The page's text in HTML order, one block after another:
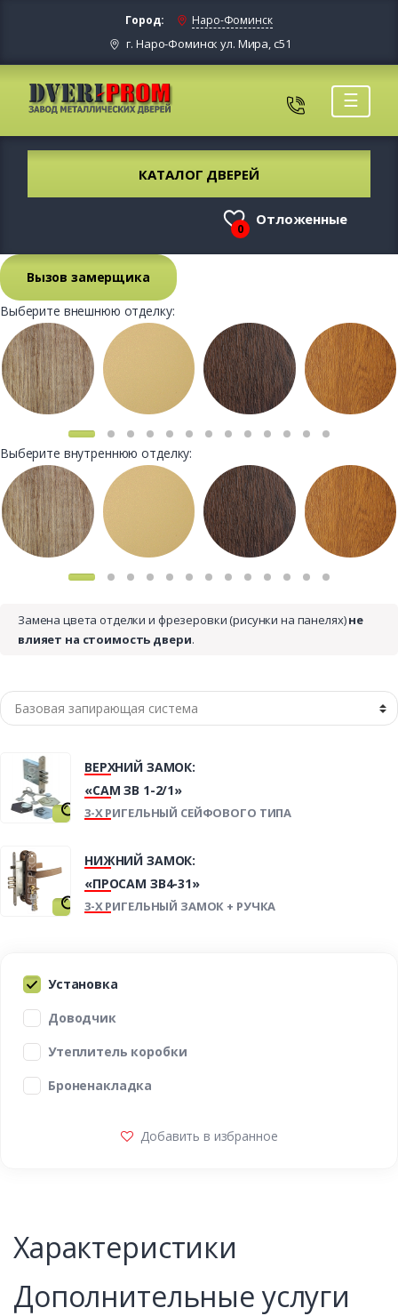
Город: Наро-Фоминск
г. Наро-Фоминск ул. Мира, с51
☰
КАТАЛОГ ДВЕРЕЙ
0
Отложенные
Вызов замерщика
Выберите внешнюю отделку:
Выберите внутреннюю отделку:
Замена цвета отделки и фрезеровки (рисунки на панелях)не
влияет на стоимость двери.
ВЕРХНИЙ ЗАМОК:
«САМ ЗВ 1-2/1»
3-Х РИГЕЛЬНЫЙ СЕЙФОВОГО ТИПА
НИЖНИЙ ЗАМОК:
«ПРОСАМ ЗВ4-31»
3-Х РИГЕЛЬНЫЙ ЗАМОК + РУЧКА
Установка
Доводчик
Утеплитель коробки
Броненакладка
Добавить в избранное
Характеристики
Дополнительные услуги